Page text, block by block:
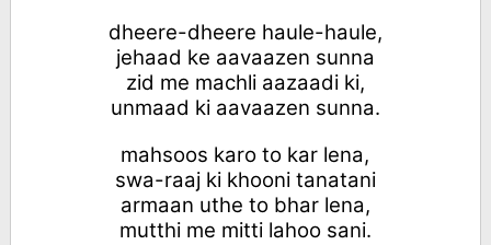
dheere-dheere haule-haule,
jehaad ke aavaazen sunna
zid me machli aazaadi ki,
unmaad ki aavaazen sunna.
mahsoos karo to kar lena,
swa-raaj ki khooni tanatani
armaan uthe to bhar lena,
mutthi me mitti lahoo sani.